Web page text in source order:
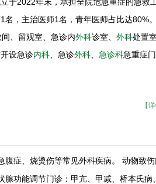
名，主治医师1名，青年医师占比达80%
、留观室、急诊内外科诊室、 外科处置室
设急诊内科、急诊外科、 急诊科急重症门
【
症、烧烫伤等常见外科疾病。 动物致伤
功能调节门诊：甲亢、甲减、桥本氏病